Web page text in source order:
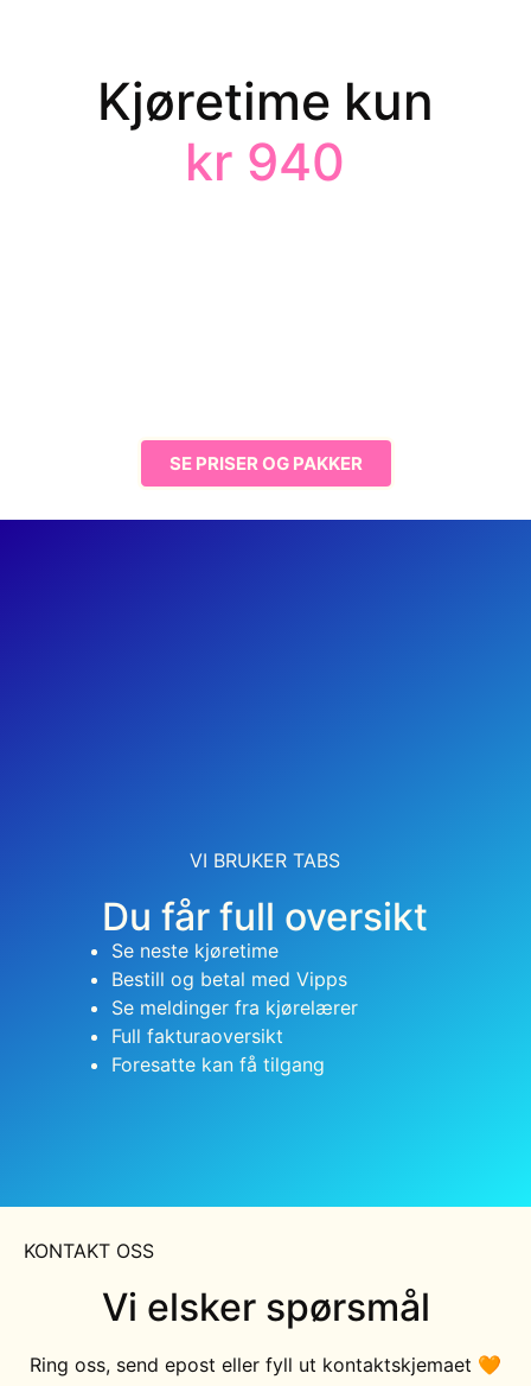
Kjøretime kun
kr 940
SE PRISER OG PAKKER
VI BRUKER TABS
Du får full oversikt
Se neste kjøretime
Bestill og betal med Vipps
Se meldinger fra kjørelærer
Full fakturaoversikt
Foresatte kan få tilgang
KONTAKT OSS
Vi elsker spørsmål
Ring oss, send epost eller fyll ut kontaktskjemaet 🧡